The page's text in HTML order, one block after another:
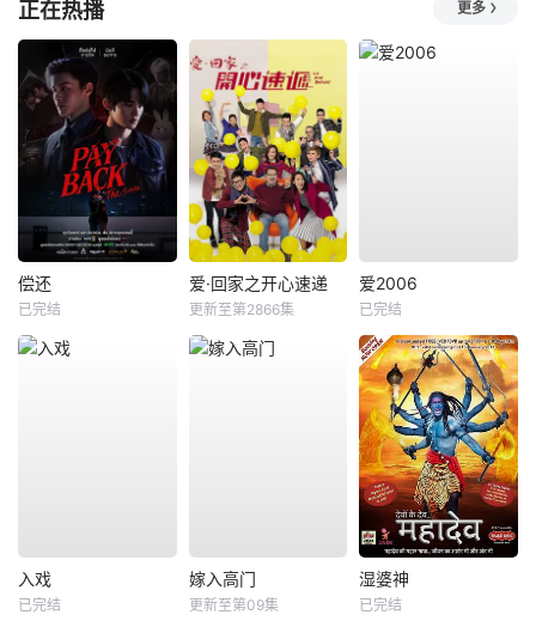
正在热播 更多
偿还
已完结
爱·回家之开心速递
更新至第2866集
爱2006
已完结
入戏
已完结
嫁入高门
更新至第09集
湿婆神
已完结